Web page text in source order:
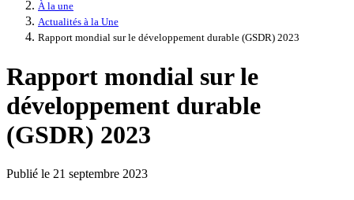
À la une
Actualités à la Une
Rapport mondial sur le développement durable (GSDR) 2023
Rapport mondial sur le
développement durable
(GSDR) 2023
Publié le 21 septembre 2023